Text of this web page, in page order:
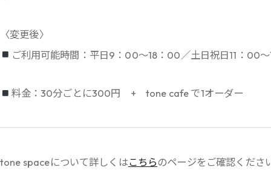
〈変更後〉
ご利用可能時間：平日9：00〜18：00／土日祝日11：00
料金：30分ごとに300円 + tone cafe で1オーダー
tone spaceについて詳しくはこちら のページをご確認くださ